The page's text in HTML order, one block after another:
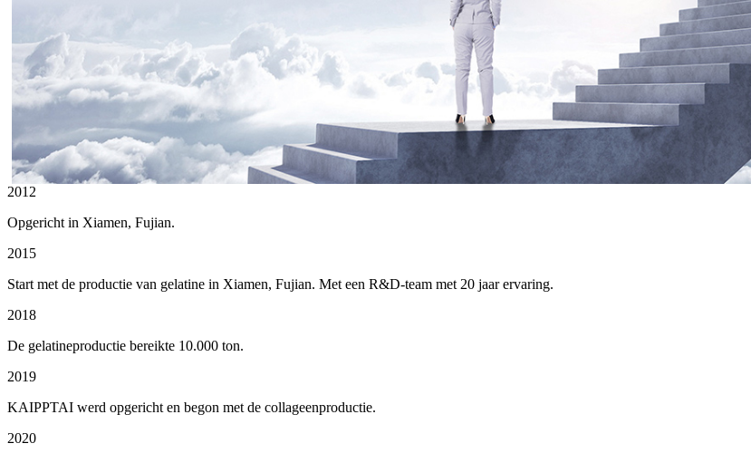
2012
Opgericht in Xiamen, Fujian.
2015
Start met de productie van gelatine in Xiamen, Fujian. Met een R&D-team met 20 jaar ervaring.
2018
De gelatineproductie bereikte 10.000 ton.
2019
KAIPPTAI werd opgericht en begon met de collageenproductie.
2020